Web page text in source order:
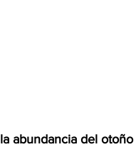
abundancia del otoño